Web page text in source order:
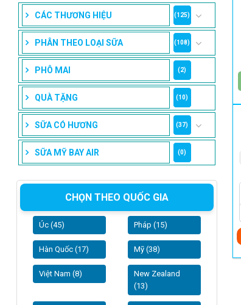
CÁC THƯƠNG HIỆU (125)
PHÂN THEO LOẠI SỮA (108)
PHÔ MAI (2)
QUÀ TẶNG (10)
SỮA CÓ HƯƠNG (37)
SỮA MỸ BAY AIR (0)
CHỌN THEO QUỐC GIA
Úc (45) Pháp (15)
Hàn Quốc (17) Mỹ (38)
Việt Nam (8)
New Zealand
(13)